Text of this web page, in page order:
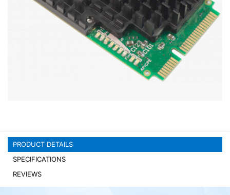
Headphones
Mouses and keybords
Video surveillance
PC
PC components
PRODUCT DETAILS
SPECIFICATIONS
REVIEWS